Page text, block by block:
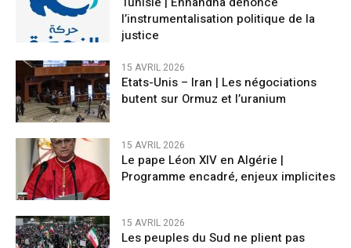
l’instrumentalisation politique de la
justice
15 AVRIL 2026
Etats-Unis – Iran | Les négociations
butent sur Ormuz et l’uranium
15 AVRIL 2026
Le pape Léon XIV en Algérie |
Programme encadré, enjeux implicites
15 AVRIL 2026
Les peuples du Sud ne plient pas